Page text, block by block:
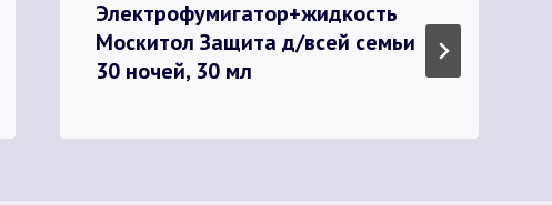
Электрофумигатор+жидкость
Москитол Защита д/всей семьи
30 ночей, 30 мл